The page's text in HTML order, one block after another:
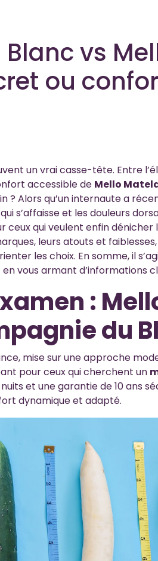
vs
ou
un vrai casse-tête. Entre
accessible de Mello
? Alors qu’un internaute a
s’affaisse et les douleurs
ceux qui veulent enfin dénicher
leurs atouts et faiblesses,
les choix. En somme, il
vous armant d’informations
:
du
mise sur une approche
pour ceux qui cherchent un
et une garantie de 10 ans
dynamique et adapté.